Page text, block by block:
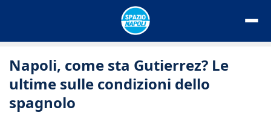
Napoli, come sta Gutierrez? Le
ultime sulle condizioni dello
spagnolo